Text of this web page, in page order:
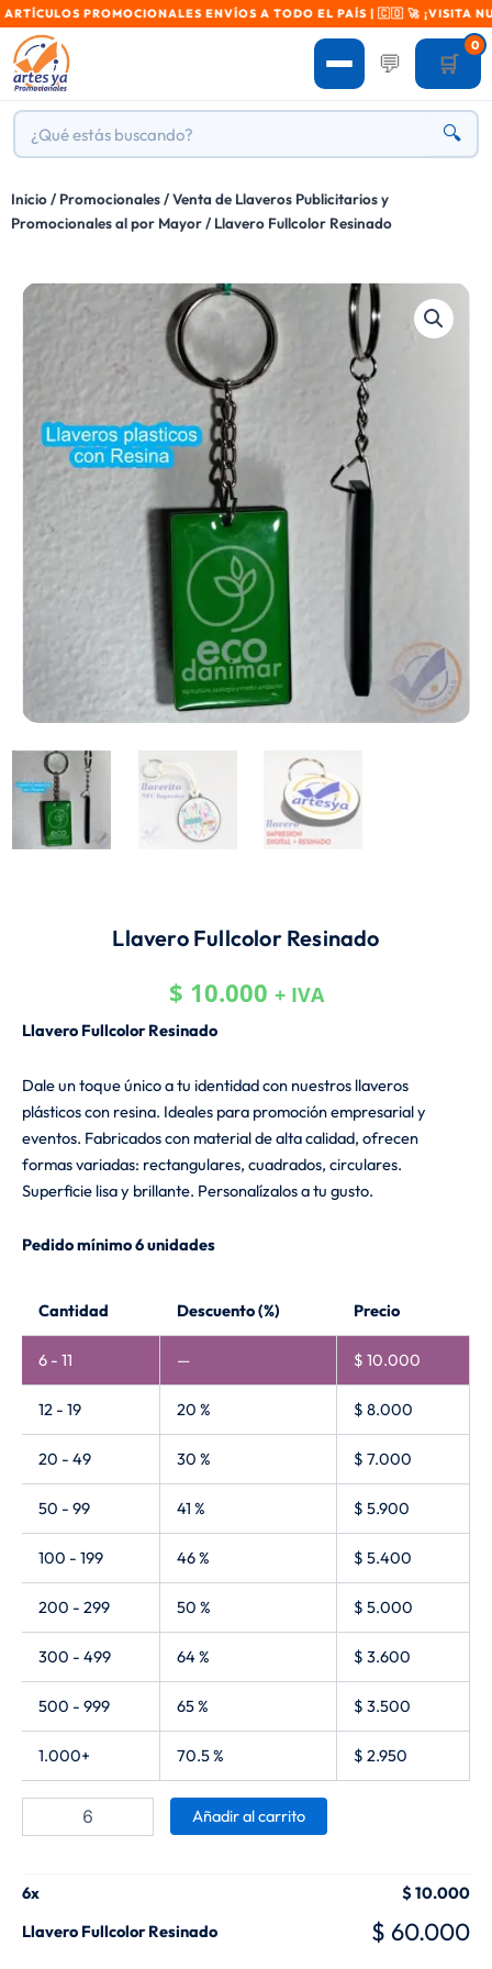
PROMOCIONALES ENVÍOS A TODO EL PAÍS | 🇨🇴 🚀 ¡VISITA
💬 🛒
0
🔍
Inicio/ Promocionales/Venta de Llaveros Publicitarios y
Promocionales al por Mayor/ Llavero Fullcolor Resinado
Llavero Fullcolor Resinado
$ 10.000 + IVA
Llavero Fullcolor Resinado
Dale un toque único a tu identidad con nuestros llaveros
plásticos con resina. Ideales para promoción empresarial y
eventos. Fabricados con material de alta calidad, ofrecen
formas variadas: rectangulares, cuadrados, circulares.
Superficie lisa y brillante. Personalízalos a tu gusto.
Pedido mínimo 6 unidades
Cantidad Descuento (%) Precio
6 - 11 — $ 10.000
12 - 19 20 % $ 8.000
20 - 49 30 % $ 7.000
50 - 99 41 % $ 5.900
100 - 199 46 % $ 5.400
200 - 299 50 % $ 5.000
300 - 499 64 % $ 3.600
500 - 999 65 % $ 3.500
1.000+ 70.5 % $ 2.950
Fullcolor
Resinado
cantidad
Añadir al carrito
6x $ 10.000
Llavero Fullcolor Resinado
$ 60.000